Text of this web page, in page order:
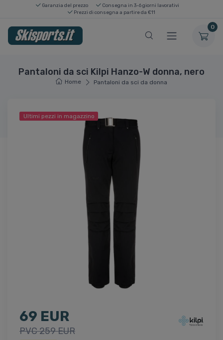
Garanzia del prezzo
Consegna in 3-6 giorni lavorativi
Prezzi di consegna a partire da €11
0
Pantaloni da sci Kilpi Hanzo-W donna, nero
Home Pantaloni da sci da donna
Ultimi pezzi in magazzino
69 EUR
PVC 259 EUR